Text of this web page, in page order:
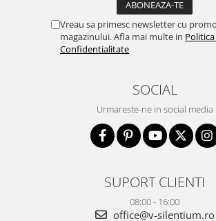
Vreau sa primesc newsletter cu
magazinului. Afla mai multe in
Confidentialitate
SOCIAL
Urmareste-ne in social media
SUPORT CLIENTI
08:00 - 16:00
office@v-silentium.ro